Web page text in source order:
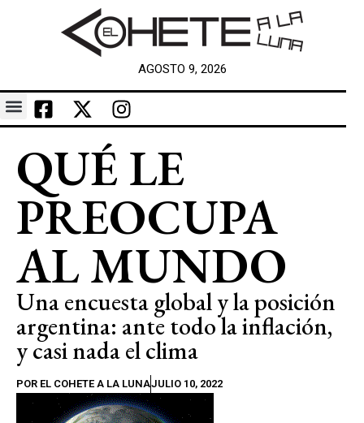
AGOSTO 9, 2026
QUÉ LE
PREOCUPA
AL MUNDO
Una encuesta global y la posición
argentina: ante todo la inflación,
y casi nada el clima
POR EL COHETE A LA LUNAJULIO 10, 2022